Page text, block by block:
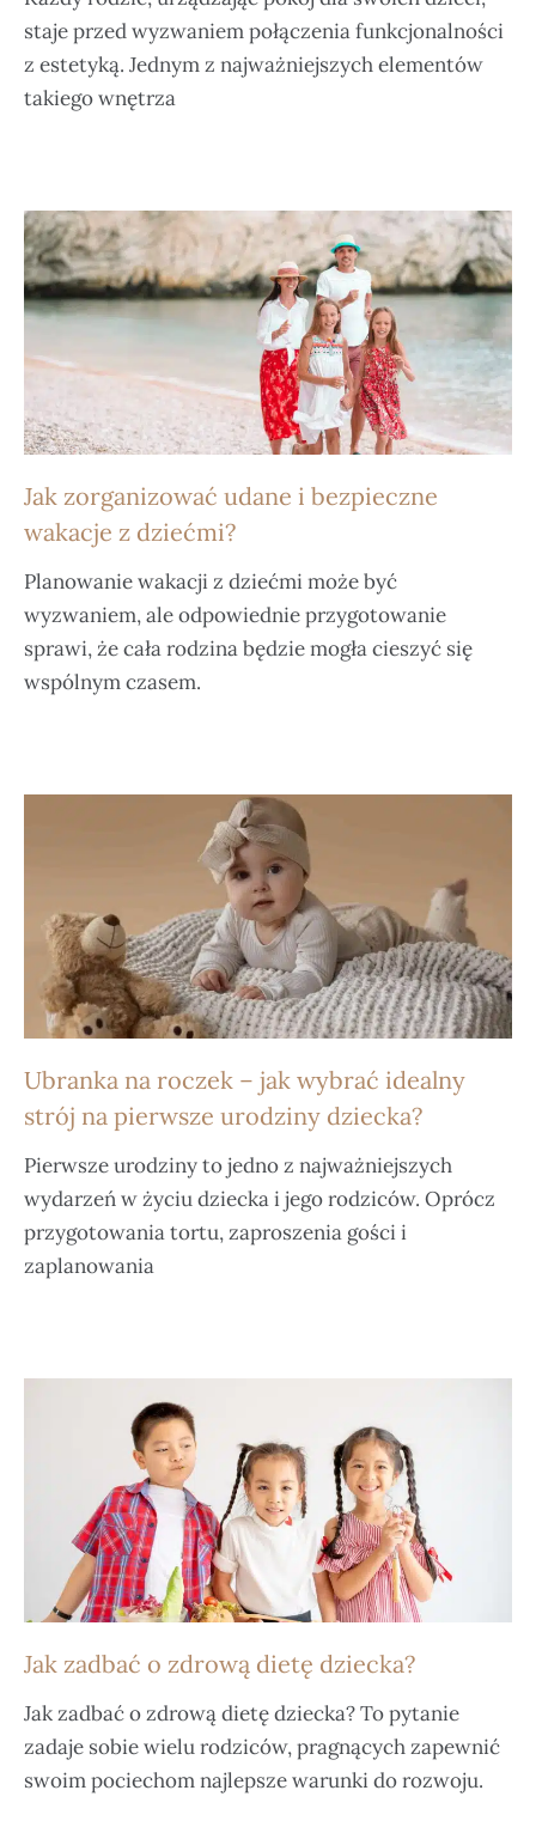
staje przed wyzwaniem połączenia funkcjonalności
z estetyką. Jednym z najważniejszych elementów
takiego wnętrza
Jak zorganizować udane i bezpieczne
wakacje z dziećmi?
Planowanie wakacji z dziećmi może być
wyzwaniem, ale odpowiednie przygotowanie
sprawi, że cała rodzina będzie mogła cieszyć się
wspólnym czasem.
Ubranka na roczek – jak wybrać idealny
strój na pierwsze urodziny dziecka?
Pierwsze urodziny to jedno z najważniejszych
wydarzeń w życiu dziecka i jego rodziców. Oprócz
przygotowania tortu, zaproszenia gości i
zaplanowania
Jak zadbać o zdrową dietę dziecka?
Jak zadbać o zdrową dietę dziecka? To pytanie
zadaje sobie wielu rodziców, pragnących zapewnić
swoim pociechom najlepsze warunki do rozwoju.